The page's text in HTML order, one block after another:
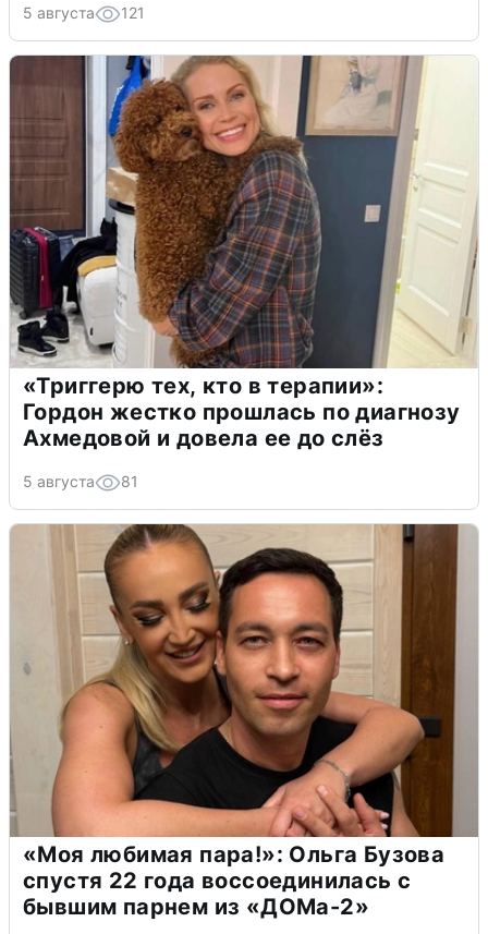
5 августа 121
«Триггерю тех, кто в терапии»:
Гордон жестко прошлась по диагнозу
Ахмедовой и довела ее до слёз
5 августа 81
«Моя любимая пара!»: Ольга Бузова
спустя 22 года воссоединилась с
бывшим парнем из «ДОМа-2»